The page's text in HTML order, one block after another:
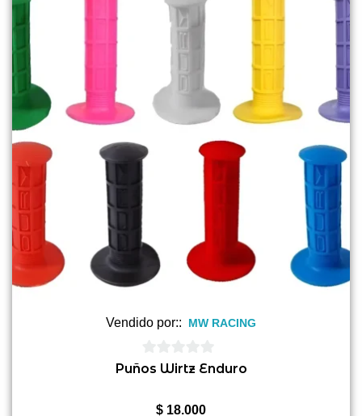
Vendido por:: MW RACING
0
Puños Wirtz Enduro
$ 18.000